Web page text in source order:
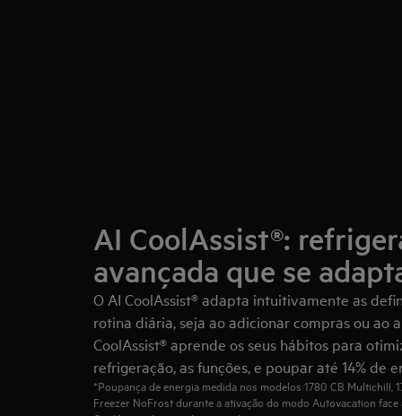
AI CoolAssist®:
avançada que se
O AI CoolAssist® adapta intuitivamente as
rotina diária, seja ao adicionar compras ou ao
CoolAssist® aprende os seus hábitos para
refrigeração, as funções, e poupar até 14% de
*Poupança de energia medida nos modelos 1780 CB Multichill,
Freezer NoFrost durante a ativação do modo Autovacation